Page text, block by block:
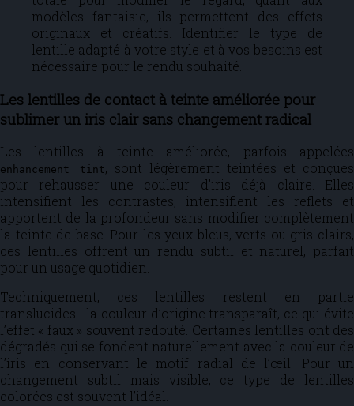
modèles fantaisie, ils permettent des effets
originaux et créatifs. Identifier le type de
lentille adapté à votre style et à vos besoins est
nécessaire pour le rendu souhaité.
Les lentilles de contact à teinte améliorée pour
sublimer un iris clair sans changement radical
Les lentilles à teinte améliorée, parfois appelées
enhancement tint , sont légèrement teintées et conçues
pour rehausser une couleur d’iris déjà claire. Elles
intensifient les contrastes, intensifient les reflets et
apportent de la profondeur sans modifier complètement
la teinte de base. Pour les yeux bleus, verts ou gris clairs,
ces lentilles offrent un rendu subtil et naturel, parfait
pour un usage quotidien.
Techniquement, ces lentilles restent en partie
translucides : la couleur d’origine transparaît, ce qui évite
l’effet « faux » souvent redouté. Certaines lentilles ont des
dégradés qui se fondent naturellement avec la couleur de
l’iris en conservant le motif radial de l’œil. Pour un
changement subtil mais visible, ce type de lentilles
colorées est souvent l’idéal.